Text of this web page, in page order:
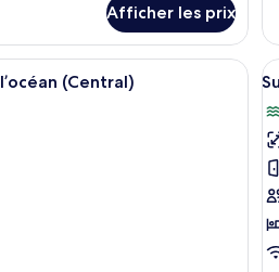
Afficher les prix
de
de
d’un balcon avec coin salon et d’un
Chambre, au bord de l’océan
(Central)